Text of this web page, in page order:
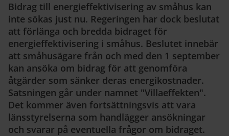
Bidrag till energieffektivisering av småhus kan
inte sökas just nu. Regeringen har dock beslutat
att förlänga och bredda bidraget för
energieffektivisering i småhus. Beslutet innebär
att småhusägare från och med den 1 september
kan ansöka om bidrag för att genomföra
åtgärder som sänker deras energikostnader.
Satsningen går under namnet "Villaeffekten".
Det kommer även fortsättningsvis att vara
länsstyrelserna som handlägger ansökningar
och svarar på eventuella frågor om bidraget.